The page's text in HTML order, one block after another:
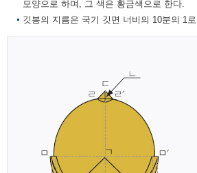
모양으로 하며, 그 색은 황금색으로 한다.
깃봉의 지름은 국기 깃면 너비의 10분의 1